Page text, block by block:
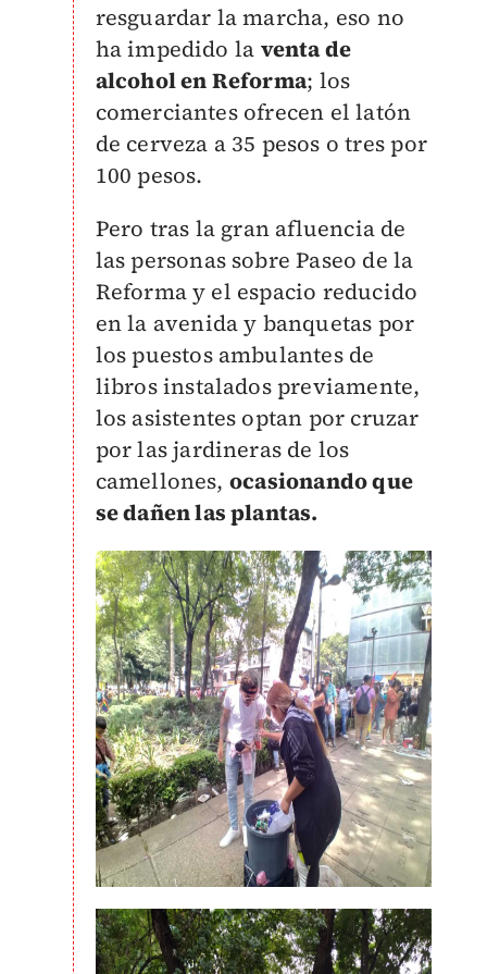
resguardar la marcha, eso no
ha impedido la venta de
alcohol en Reforma; los
comerciantes ofrecen el latón
de cerveza a 35 pesos o tres por
100 pesos.
Pero tras la gran afluencia de
las personas sobre Paseo de la
Reforma y el espacio reducido
en la avenida y banquetas por
los puestos ambulantes de
libros instalados previamente,
los asistentes optan por cruzar
por las jardineras de los
camellones, ocasionando que
se dañen las plantas.